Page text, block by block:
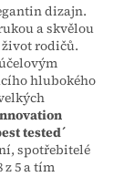
dizajn.
a skvělou
rodičů.
hlubokého
tested´
spotřebitelé
5 a tím